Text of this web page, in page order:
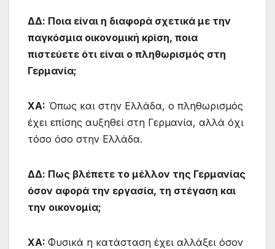
ΔΔ: Ποια είναι η διαφορά σχετικά με την
παγκόσμια οικονομική κρίση, ποια
πιστεύετε ότι είναι ο πληθωρισμός στη
Γερμανία;
ΧA: Όπως και στην Ελλάδα, ο πληθωρισμός
έχει επίσης αυξηθεί στη Γερμανία, αλλά όχι
τόσο όσο στην Ελλάδα.
ΔΔ: Πως βλέπετε το μέλλον της Γερμανίας
όσον αφορά την εργασία, τη στέγαση και
την οικονομία;
ΧA: Φυσικά η κατάσταση έχει αλλάξει όσον